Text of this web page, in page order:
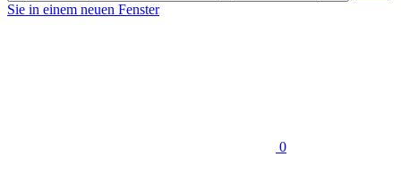
Sie in einem neuen Fenster
0